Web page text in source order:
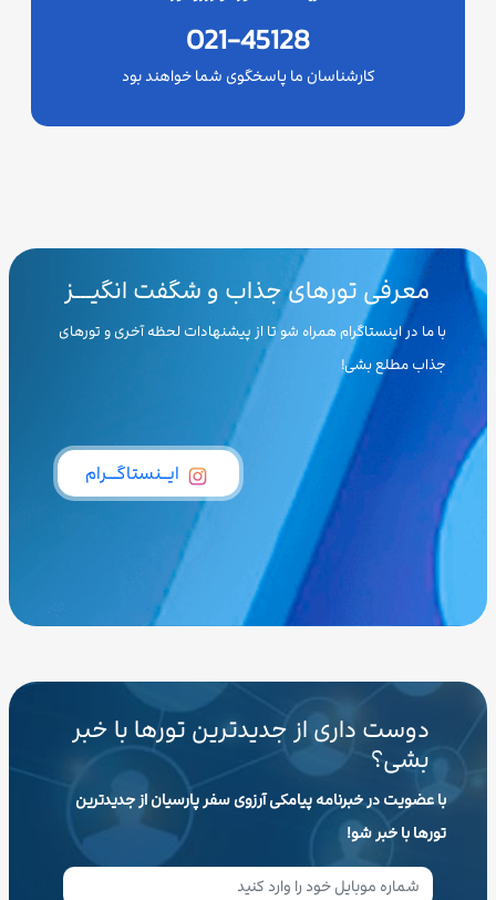
021-45128
کارشناسان ما پاسخگوی شما خواهند بود
معرفی تورهای جذاب و شگفت انگیـــز
با ما در اینستاگرام همراه شو تا از پیشنهادات لحظه آخری و تورهای
جذاب مطلع بشی!
ایــنستاگـــرام
دوست داری از جدیدترین تورها با خبر
بشی؟
با عضویت در خبرنامه پیامکی آرزوی سفر پارسیان از جدیدترین
تورها با خبر شو!